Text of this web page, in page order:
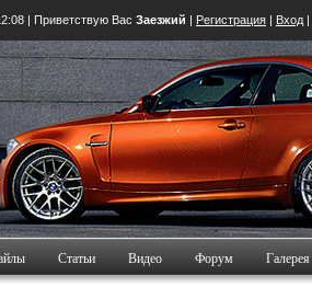
| Приветствую Вас Заезжий | Регистрация | Вход |
Статьи Видео Форум Галерея